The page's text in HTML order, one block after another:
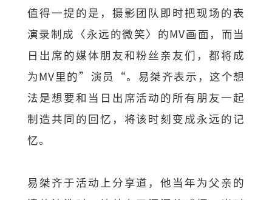
值得一提的是，摄影团队即时把现场的表
演录制成〈永远的微笑〉的MV画面，而当
日出席的媒体朋友和粉丝亲友们，都将成
为MV里的”演员“。易桀齐表示，这个想
法是想要和当日出席活动的所有朋友一起
制造共同的回忆，将该时刻变成永远的记
忆。
易桀齐于活动上分享道，他当年为父亲的